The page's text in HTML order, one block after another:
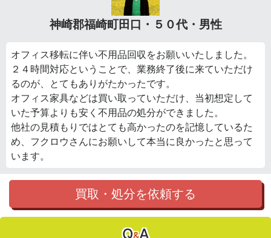
神崎郡福崎町田口・５０代・男性
オフィス移転に伴い不用品回収をお願いいたしました。
２４時間対応ということで、業務終了後に来ていただけ
るのが、とてもありがたかったです。
オフィス家具などは買い取っていただけ、当初想定して
いた予算よりも安く不用品の処分ができました。
他社の見積もりではとても高かったのを記憶しているた
め、フクロウさんにお願いして本当に良かったと思って
います。
買取・処分を依頼する
Q A